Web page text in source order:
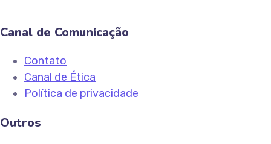
Canal de Comunicação
Contato
Canal de Ética
Política de privacidade
Outros